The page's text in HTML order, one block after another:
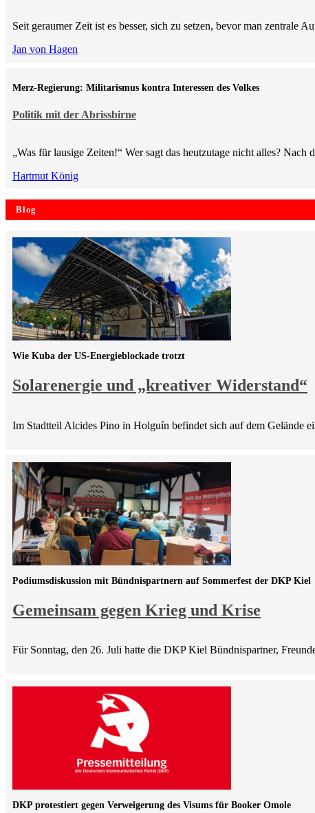
Seit geraumer Zeit ist es besser, sich zu setzen, bevor man
Jan von Hagen
Politik mit der Abrissbirne
Merz-Regierung: Militarismus kontra Inte­ressen des Volkes
„Was für lausige Zeiten!“ Wer sagt das heutzutage nicht alles?
Hartmut König
Blog
Solarenergie und „kreativer Widerstand“
Wie Kuba der US-Energieblockade trotzt
Im Stadtteil Alcides Pino in Holguín befindet sich auf dem Gelände
Gemeinsam gegen Krieg und Krise
Podiumsdiskussion mit Bündnispartnern auf Sommerfest der DKP Kiel
Für Sonntag, den 26. Juli hatte die DKP Kiel Bündnispartner,
DKP protestiert gegen Verweigerung des Visums für Booker Omole